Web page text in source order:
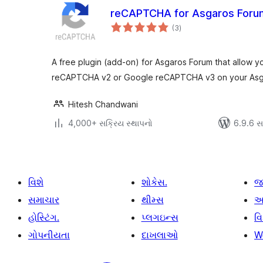
reCAPTCHA for Asgaros
(3કુલ
રેટિંગ્સ
)
A free plugin (add-on) for Asgaros Forum that allow
reCAPTCHA v2 or Google reCAPTCHA v3 on your
Hitesh Chandwani
4,000+ સક્રિય સ્થાપનો
6.9.6
વિશે
સમાચાર
હોસ્ટિંગ.
ગોપનીયતા
શોકેસ.
થીમ્સ
પ્લગઇન્સ
દાખલાઓ